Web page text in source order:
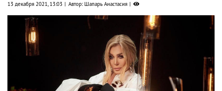
13 декабря 2021, 13:03 Автор: Шапарь Анастасия